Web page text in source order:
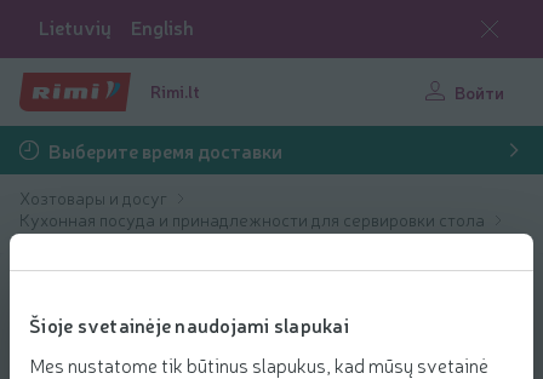
Šioje svetainėje naudojami slapukai
Mes nustatome tik būtinus slapukus, kad mūsų svetainė
Lietuvių English
Rimi.lt Войти
Выберите время доставки
Хозтовары и досуг
Кухонная посуда и принадлежности для сервировки стола
Сервировочная посуда и инструменты